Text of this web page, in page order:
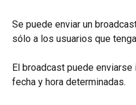
Se puede enviar un
sólo a los usuarios que
El broadcast puede
fecha y hora determinadas.